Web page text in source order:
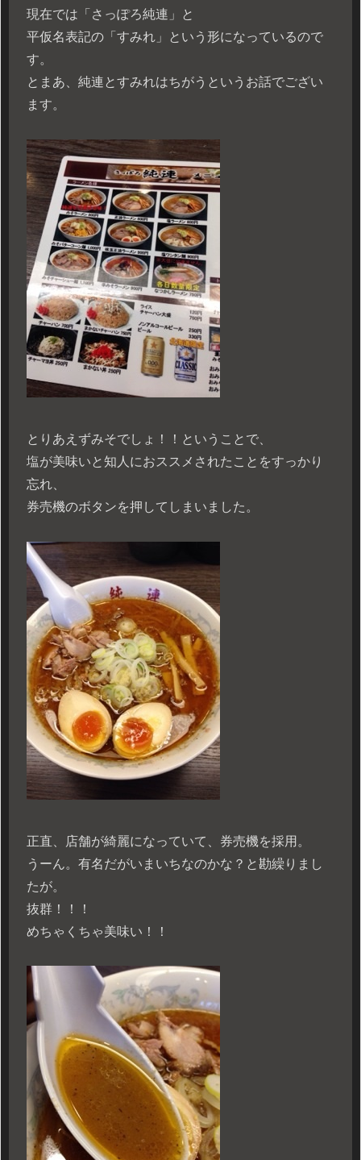
現在では「さっぽろ純連」と
平仮名表記の「すみれ」という形になっているので
す。
とまあ、純連とすみれはちがうというお話でござい
ます。
とりあえずみそでしょ！！ということで、
塩が美味いと知人におススメされたことをすっかり
忘れ、
券売機のボタンを押してしまいました。
正直、店舗が綺麗になっていて、券売機を採用。
うーん。有名だがいまいちなのかな？と勘繰りまし
たが。
抜群！！！
めちゃくちゃ美味い！！